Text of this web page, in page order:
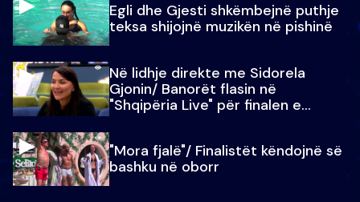
Egli dhe Gjesti shkëmbejnë puthje
teksa shijojnë muzikën në pishinë
Në lidhje direkte me Sidorela
Gjonin/ Banorët flasin në
"Shqipëria Live" për finalen e
"Mora fjalë"/ Finalistët këndojnë së
bashku në oborr